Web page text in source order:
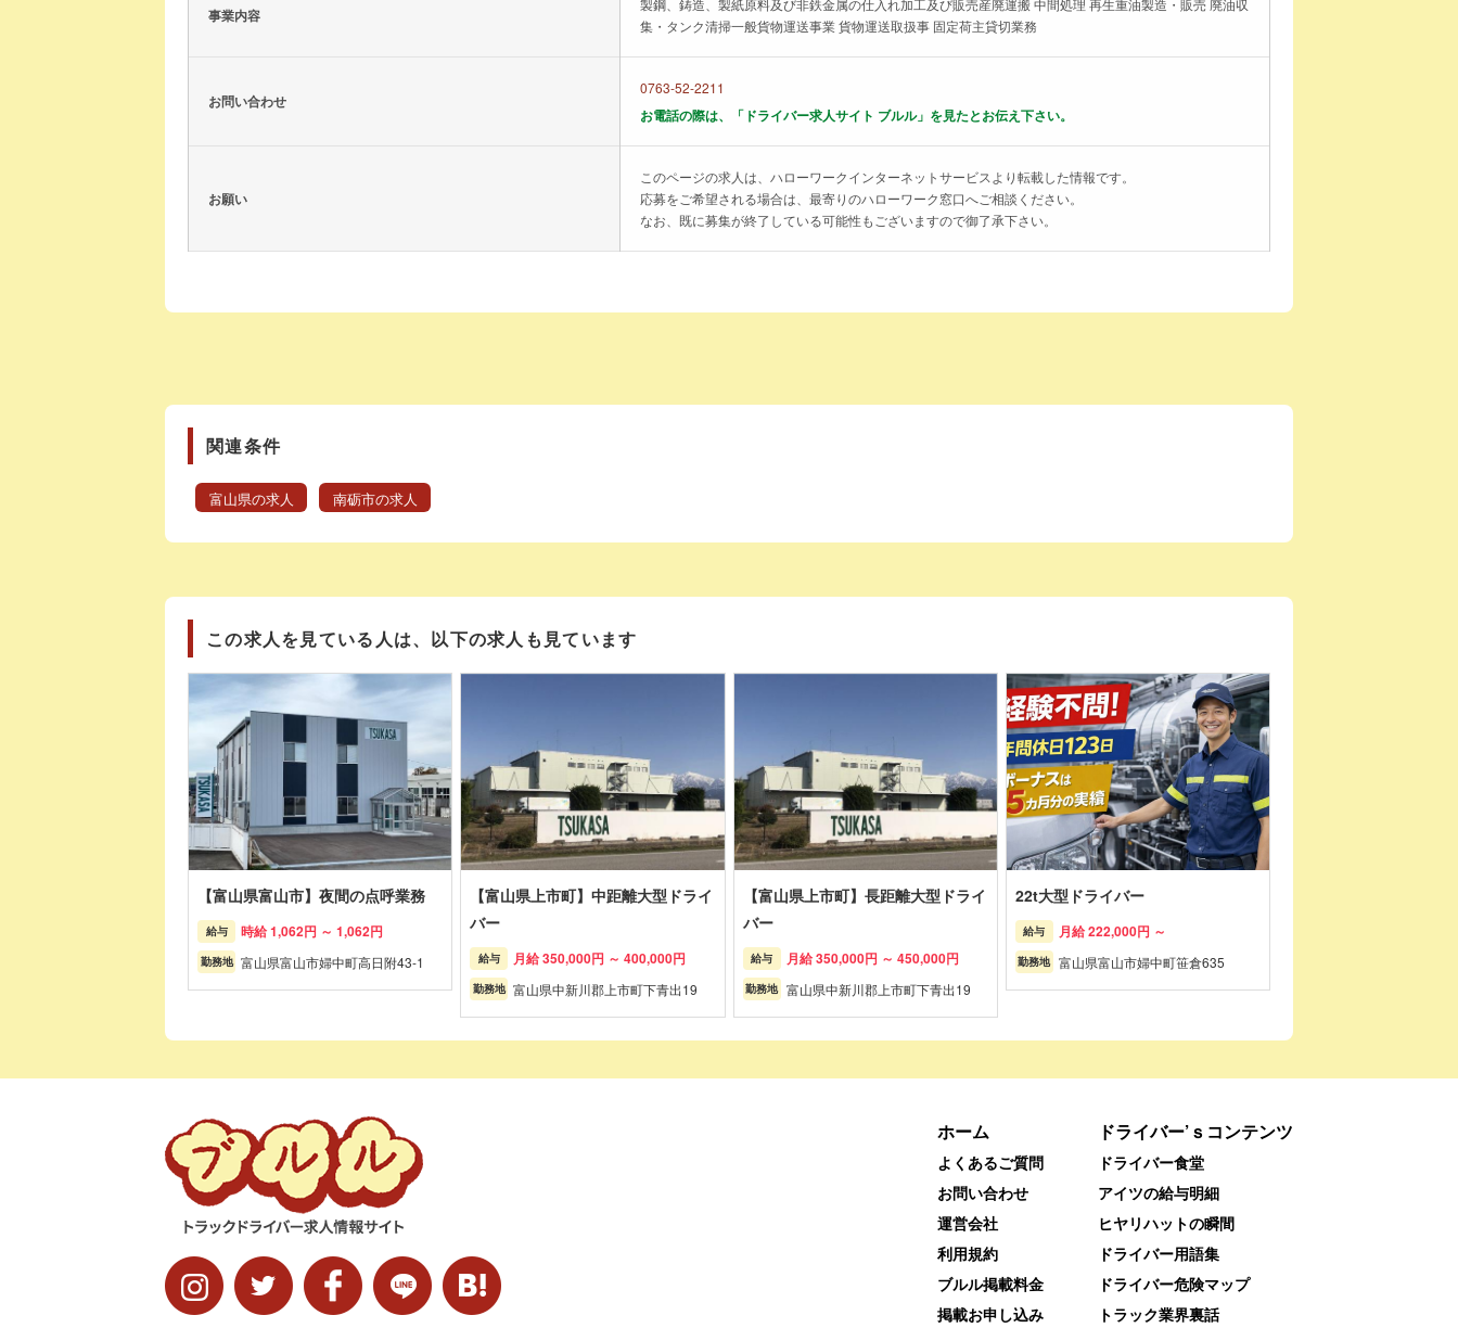
事業内容
製鋼、鋳造、製紙原料及び非鉄金属の仕入れ加工及び販売産廃運搬 中間処理 再生重油製造・販売 廃油収
集・タンク清掃一般貨物運送事業 貨物運送取扱事 固定荷主貸切業務
お問い合わせ
0763-52-2211
お電話の際は、「ドライバー求人サイト ブルル」を見たとお伝え下さい。
お願い
このページの求人は、ハローワークインターネットサービスより転載した情報です。
応募をご希望される場合は、最寄りのハローワーク窓口へご相談ください。
なお、既に募集が終了している可能性もございますので御了承下さい。
関連条件
富山県の求人 南砺市の求人
この求人を見ている人は、以下の求人も見ています
【富山県富山市】夜間の点呼業務
給与 時給 1,062円 ～ 1,062円
勤務地 富山県富山市婦中町高日附43-1
【富山県上市町】中距離大型ドライ
バー
給与 月給 350,000円 ～ 400,000円
勤務地 富山県中新川郡上市町下青出19
【富山県上市町】長距離大型ドライ
バー
給与 月給 350,000円 ～ 450,000円
勤務地 富山県中新川郡上市町下青出19
22t大型ドライバー
給与 月給 222,000円 ～
勤務地 富山県富山市婦中町笹倉635
ホーム
よくあるご質問
お問い合わせ
運営会社
利用規約
ブルル掲載料金
掲載お申し込み
ドライバー’ｓコンテンツ
ドライバー食堂
アイツの給与明細
ヒヤリハットの瞬間
ドライバー用語集
ドライバー危険マップ
トラック業界裏話